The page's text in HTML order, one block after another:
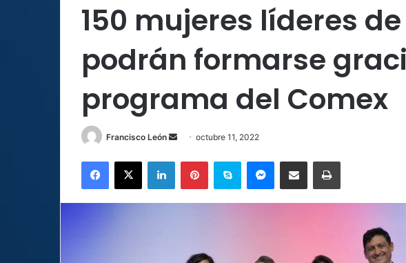
150 mujeres líderes
podrán formarse
programa del Comex
Francisco León
Send
email
octubre 11, 2022
Facebook
X LinkedInPinterestSkype MessengerCompartir por correo electrónicoImprimir